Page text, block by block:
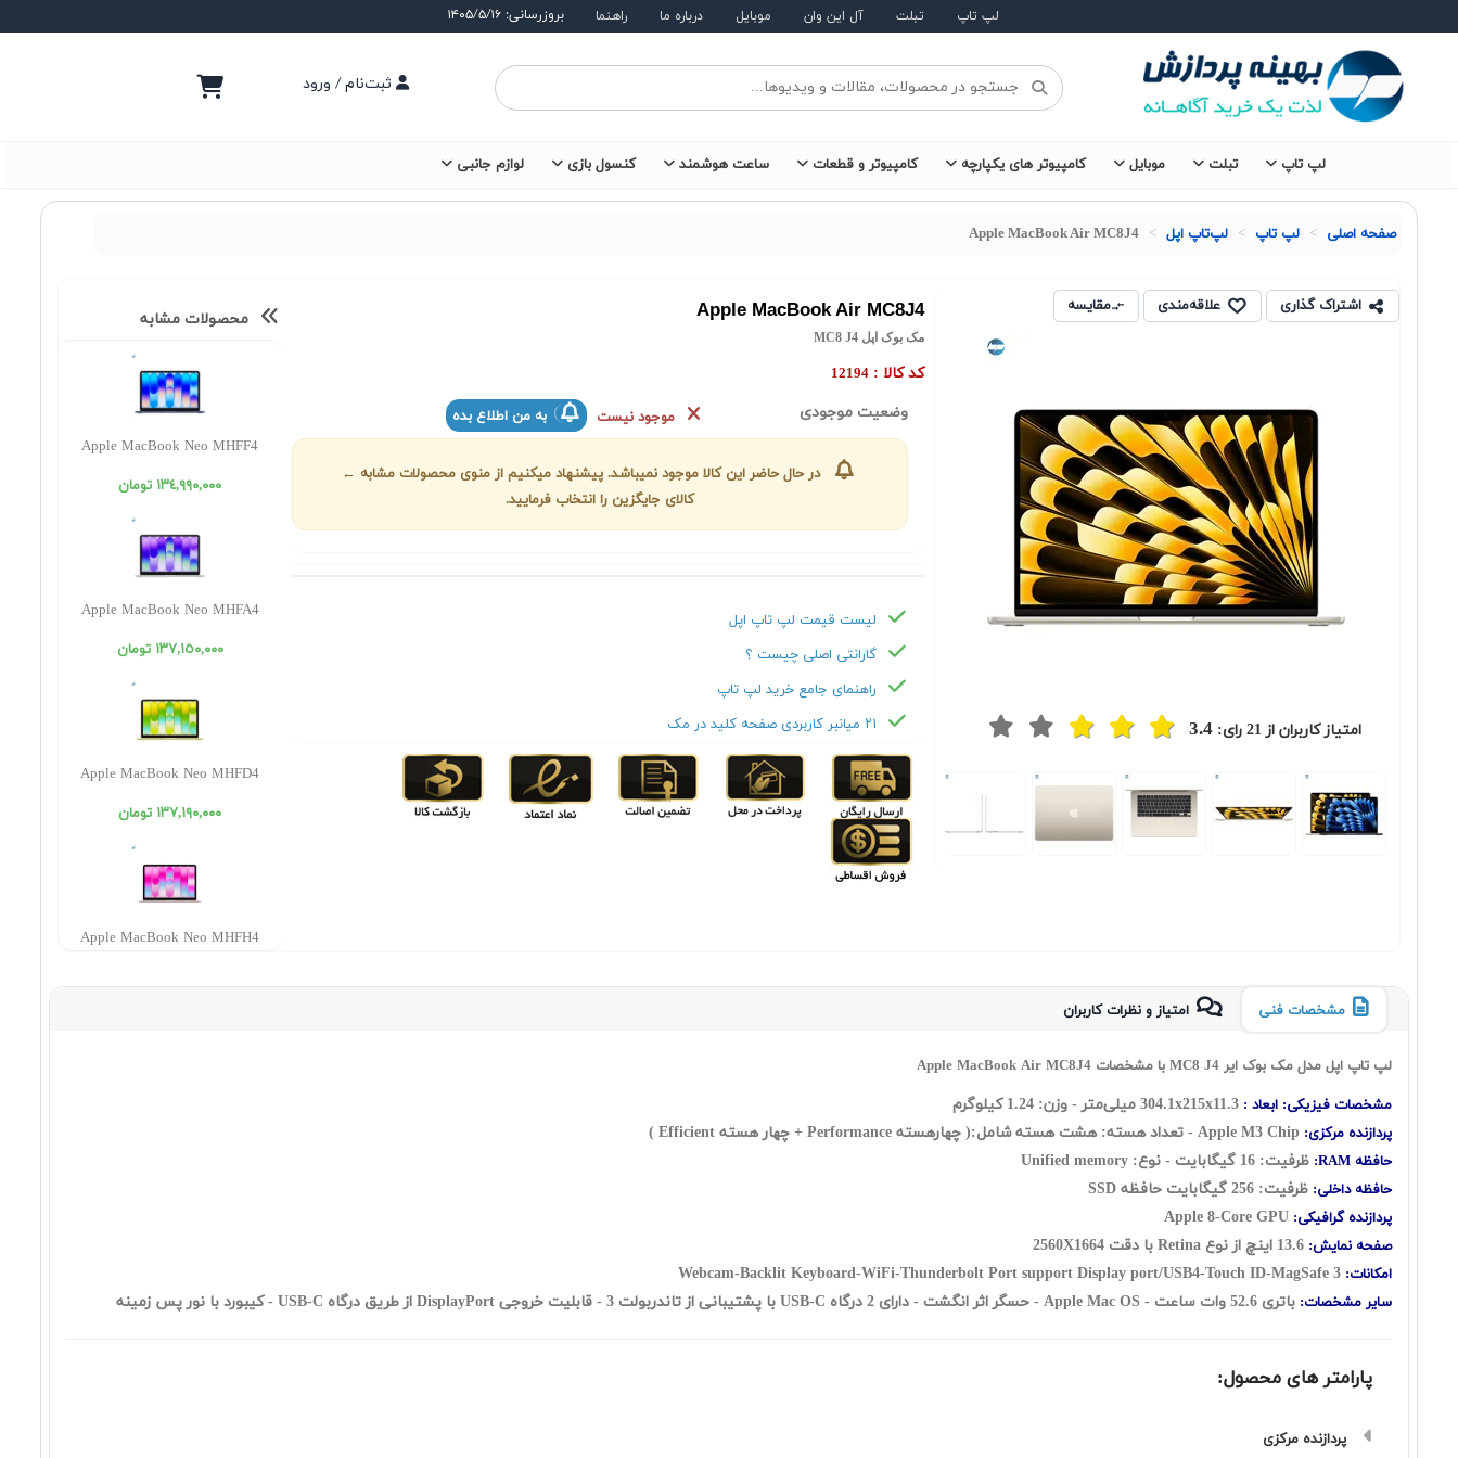
لپ تاپ تبلت آل این وان موبایل درباره ما راهنما بروزرسانی: ۱۴۰۵/۵/۱۶
ثبت‌نام / ورود
لپ تاپ تبلت موبایل کامپیوتر های یکپارچه کامپیوتر و قطعات ساعت هوشمند کنسول بازی لوازم جانبی
صفحه اصلی لپ تاپ لپ‌تاپ اپل Apple MacBook Air MC8J4
اشتراک گذاری علاقه‌مندی مقایسه
امتیاز کاربران از21رای: 3.4
Previous
Next
Apple MacBook Air MC8J4
مک بوک اپل MC8 J4
کد کالا :12194
وضعیت موجودی موجود نیست به من اطلاع بده
در حال حاضر این کالا موجود نمیباشد. پیشنهاد میکنیم از منوی محصولات مشابه ←
کالای جایگزین را انتخاب فرمایید.
لیست قیمت لپ تاپ اپل
گارانتی اصلی چیست ؟
راهنمای جامع خرید لپ تاپ
۲۱ میانبر کاربردی صفحه کلید در مک
محصولات مشابه
Apple MacBook Neo MHFF4
١٣٤,٩٩٠,٠٠٠ تومان
Apple MacBook Neo MHFA4
١٣٧,١٥٠,٠٠٠ تومان
Apple MacBook Neo MHFD4
١٣٧,١٩٠,٠٠٠ تومان
Apple MacBook Neo MHFH4
١٥٧,٤٩٠,٠٠٠ تومان
مشخصات فنی امتیاز و نظرات کاربران
لپ تاپ اپل مدل مک بوک ایر MC8 J4 با مشخصات Apple MacBook Air MC8J4
مشخصات فیزیکی: ابعاد : 304.1x215x11.3 میلی‌متر - وزن: 1.24 کیلوگرم
پردازنده مرکزی: Apple M3 Chip - تعداد هسته: هشت هسته شامل:( چهارهسته Performance + چهار هسته Efficient )
حافظه RAM: ظرفیت: 16 گيگابايت - نوع: Unified memory
حافظه داخلی: ظرفیت: 256 گيگابايت حافظه SSD
پردازنده گرافیکی: Apple 8-Core GPU
صفحه نمایش:
امکانات:
سایر مشخصات: باتری 52.6 وات ساعت - Apple Mac OS - حسگر اثر انگشت - دارای 2 درگاه USB-C با پشتیبانی از تاندربولت 3 - قابلیت خروجی DisplayPort از طریق درگاه USB-C - کیبورد با نور پس زمینه
پارامتر های محصول:
پردازنده مرکزی